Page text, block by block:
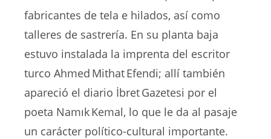
fabricantes de tela e hilados, así como
talleres de sastrería. En su planta baja
estuvo instalada la imprenta del escritor
turco Ahmed Mithat Efendi; allí también
apareció el diario İbret Gazetesi por el
poeta Namık Kemal, lo que le da al pasaje
un carácter político-cultural importante.